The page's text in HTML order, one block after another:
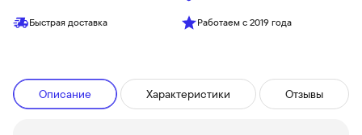
Быстрая доставка Работаем с 2019 года
Описание Характеристики Отзывы